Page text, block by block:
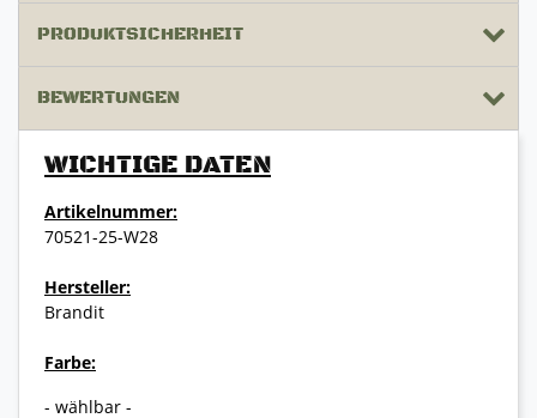
PRODUKTSICHERHEIT
BEWERTUNGEN
WICHTIGE DATEN
Artikelnummer:
70521-25-W28
Hersteller:
Brandit
Farbe:
- wählbar -